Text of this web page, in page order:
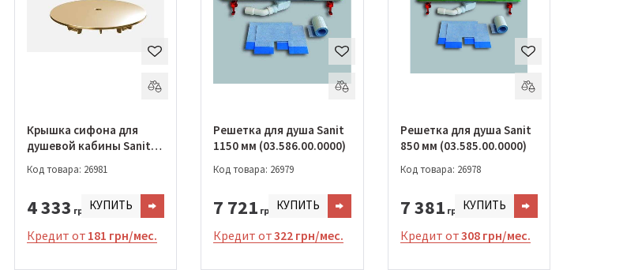
Крышка сифона для
душевой кабины Sanit
Код товара: 26981
4 333 грн.КУПИТЬ
Кредит от 181 грн/мес.
Решетка для душа Sanit
1150 мм (03.586.00.0000)
Код товара: 26979
7 721 грн.КУПИТЬ
Кредит от322 грн/мес.
Решетка для душа Sanit
850 мм (03.585.00.0000)
Код товара: 26978
7 381 грн.КУПИТЬ
Кредит от308 грн/мес.